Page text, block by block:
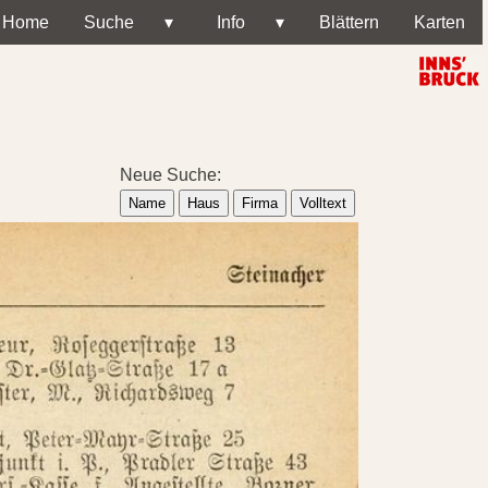
Home Suche ▾ Info ▾ Blättern Karten
Neue Suche:
Name Haus Firma Volltext